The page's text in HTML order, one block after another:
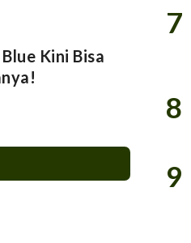
Kini Bisa
7
8
9